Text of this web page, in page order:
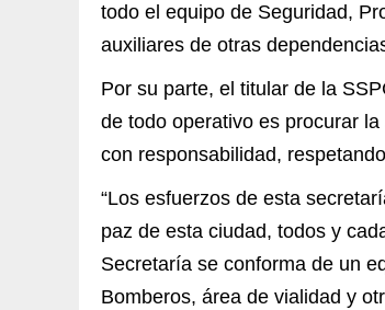
todo el equipo de Seguridad,
auxiliares de otras
Por su parte, el titular de la
de todo operativo es procurar
con responsabilidad,
“Los esfuerzos de esta
paz de esta ciudad, todos y
Secretaría se conforma de un
Bomberos, área de vialidad y